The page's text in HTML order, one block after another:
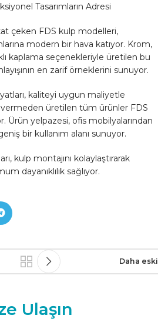
Tasarımların Adresi
çeken FDS kulp modelleri,
modern bir hava katıyor. Krom,
kaplama seçenekleriyle üretilen bu
en zarif örneklerini sunuyor.
kaliteyi uygun maliyetle
üretilen tüm ürünler FDS
Ürün yelpazesi, ofis mobilyalarından
bir kullanım alanı sunuyor.
kulp montajını kolaylaştırarak
dayanıklılık sağlıyor.
Daha eski
Ulaşın